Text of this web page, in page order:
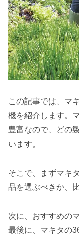
この記事では、マ
機を紹介します。
豊富なので、どの
います。
そこで、まずマキ
品を選ぶべきか、
次に、 おすすめの
最後に、マキタの